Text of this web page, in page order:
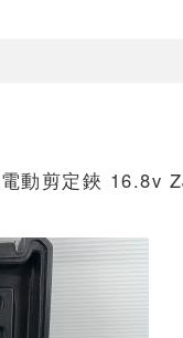
動剪定鋏 16.8v